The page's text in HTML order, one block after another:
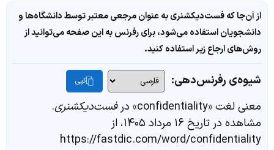
از آن‌جا که فست‌دیکشنری به عنوان مرجعی معتبر توسط دانشگاه‌ها و
دانشجویان استفاده می‌شود، برای رفرنس به این صفحه می‌توانید از
روش‌های ارجاع زیر استفاده کنید.
شیوه‌ی رفرنس‌دهی: کپی
معنی لغت «confidentiality» در فست‌دیکشنری.
مشاهده در تاریخ ۱۶ مرداد ۱۴۰۵، از
https://fastdic.com/word/confidentiality